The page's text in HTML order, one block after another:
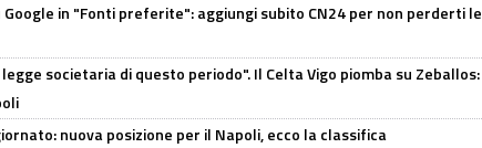
Google in "Fonti preferite": aggiungi subito CN24 per non perderti le
societaria di questo periodo". Il Celta Vigo piomba su Zeballos:
nuova posizione per il Napoli, ecco la classifica